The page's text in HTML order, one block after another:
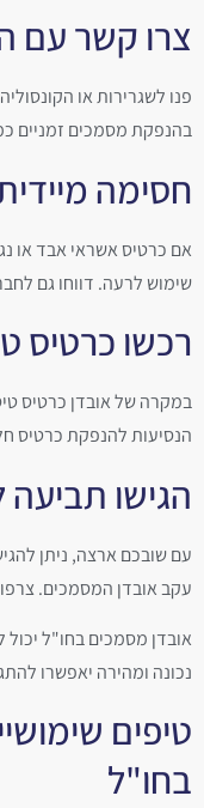
צרו קשר עם
פנו לשגרירות או
בהנפקת מסמכים זמניים
חסימה
אם כרטיס אשראי אבד או
שימוש לרעה. דווחו גם
רכשו כרטיס
במקרה של אובדן כרטיס
הנסיעות להנפקת כרטיס
הגישו
עם שובכם ארצה, ניתן
עקב אובדן המסמכים.
אובדן מסמכים בחו"ל
נכונה ומהירה יאפשרו
טיפים
בחו"ל